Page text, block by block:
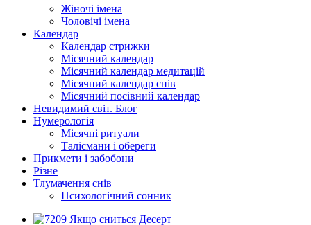
Жіночі імена
Чоловічі імена
Календар
Календар стрижки
Місячний календар
Місячний календар медитацій
Місячний календар снів
Місячний посівний календар
Невидимий світ. Блог
Нумерологія
Місячні ритуали
Талісмани і обереги
Прикмети і забобони
Різне
Тлумачення снів
Психологічний сонник